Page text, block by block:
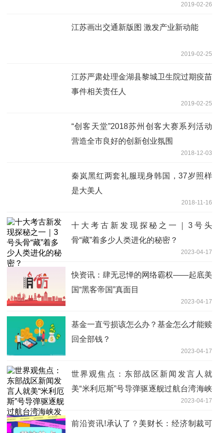
2019-02-26
江苏画出交通新版图 激发产业新动能
2019-02-25
江苏严肃处理金湖县黎城卫生院过期疫苗
事件相关责任人
2019-02-25
“创客天堂”2018苏州创客大赛系列活动
营造全市良好的创新创业氛围
2018-12-03
秦岚黑红两套礼服现身韩国，37岁照样
是大美人
2018-11-16
十大考古新发现探秘之一｜3号头
骨“藏”着多少人类进化的秘密？
2023-04-17
快资讯：肆无忌惮的网络霸权——起底美
国“黑客帝国”真面目
2023-04-17
基金一直亏损该怎么办？基金怎么才能赎
回全部钱？
2023-04-17
世界观焦点：东部战区新闻发言人就
美“米利厄斯”号导弹驱逐舰过航台湾海峡
2023-04-17
前沿资讯!承认了？美财长：经济制裁可